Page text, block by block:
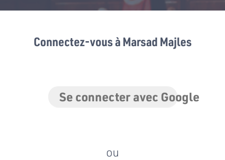
Connectez-vous à Marsad Majles
Se connecter avec Google
ou